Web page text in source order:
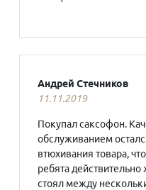
Андрей Стечников
11.11.2019
Покупал саксофон.
обслуживанием
втюхивания товара,
ребята
стоял между